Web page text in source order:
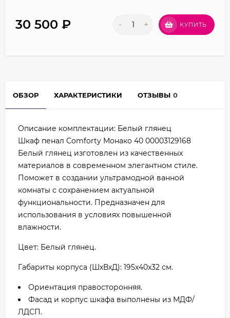
30 500 ₽ - + КУПИТЬ
ОБЗОР ХАРАКТЕРИСТИКИ ОТЗЫВЫ 0
Описание комплектации: Белый глянец
Шкаф пенал Comforty Монако 40 00003129168
Белый глянец изготовлен из качественных
материалов в современном элегантном стиле.
Поможет в создании ультрамодной ванной
комнаты с сохранением актуальной
функциональности. Предназначен для
использования в условиях повышенной
влажности.
Цвет: Белый глянец.
Габариты корпуса (ШхВхД): 195x40x32 см.
Ориентация правосторонняя.
Фасад и корпус шкафа выполнены из МДФ/
ЛДСП.